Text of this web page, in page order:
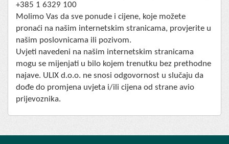
+385 1 6329 100
Molimo Vas da sve ponude i cijene, koje možete
pronaći na našim internetskim stranicama, provjerite u
našim poslovnicama ili pozivom.
Uvjeti navedeni na našim internetskim stranicama
mogu se mijenjati u bilo kojem trenutku bez prethodne
najave. ULIX d.o.o. ne snosi odgovornost u slučaju da
dođe do promjena uvjeta i/ili cijena od strane avio
prijevoznika.